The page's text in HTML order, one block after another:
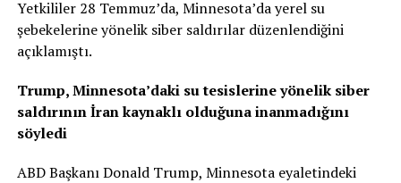
Yetkililer 28 Temmuz’da, Minnesota’da yerel su
şebekelerine yönelik siber saldırılar düzenlendiğini
açıklamıştı.
Trump, Minnesota’daki su tesislerine yönelik siber
saldırının İran kaynaklı olduğuna inanmadığını
söyledi
ABD Başkanı Donald Trump, Minnesota eyaletindeki